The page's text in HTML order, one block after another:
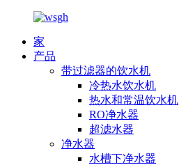
家
产品
带过滤器的饮水机
冷热水饮水机
热水和常温饮水机
RO净水器
超滤水器
净水器
水槽下净水器